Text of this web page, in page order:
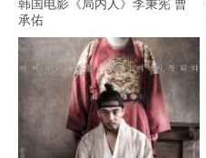
韩国电影《局内人》李秉宪 曹
承佑